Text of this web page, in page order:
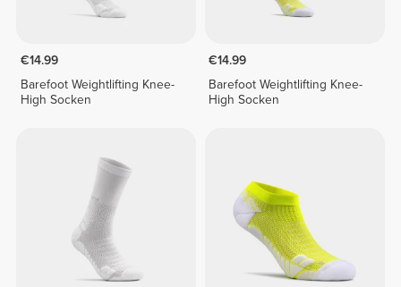
€14.99
Barefoot Weightlifting Knee-
High Socken
€14.99
Barefoot Weightlifting Knee-
High Socken